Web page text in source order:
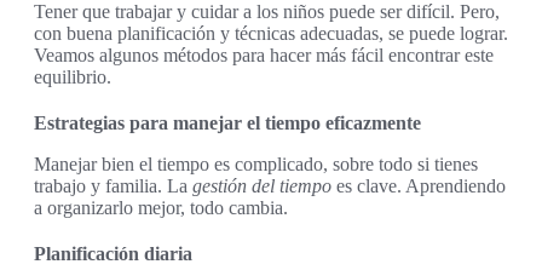
Tener que trabajar y cuidar a los niños puede ser difícil. Pero,
con buena planificación y técnicas adecuadas, se puede lograr.
Veamos algunos métodos para hacer más fácil encontrar este
equilibrio.
Estrategias para manejar el tiempo eficazmente
Manejar bien el tiempo es complicado, sobre todo si tienes
trabajo y familia. La gestión del tiempo es clave. Aprendiendo
a organizarlo mejor, todo cambia.
Planificación diaria